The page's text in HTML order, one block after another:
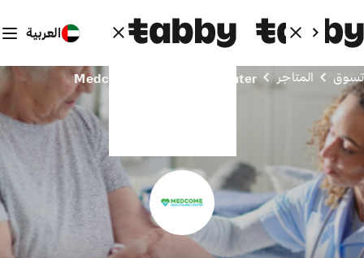
العربية
تسوق المتاجر Medcome Health Care Center